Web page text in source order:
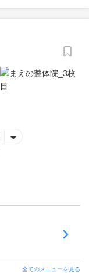
全てのメニューを見る